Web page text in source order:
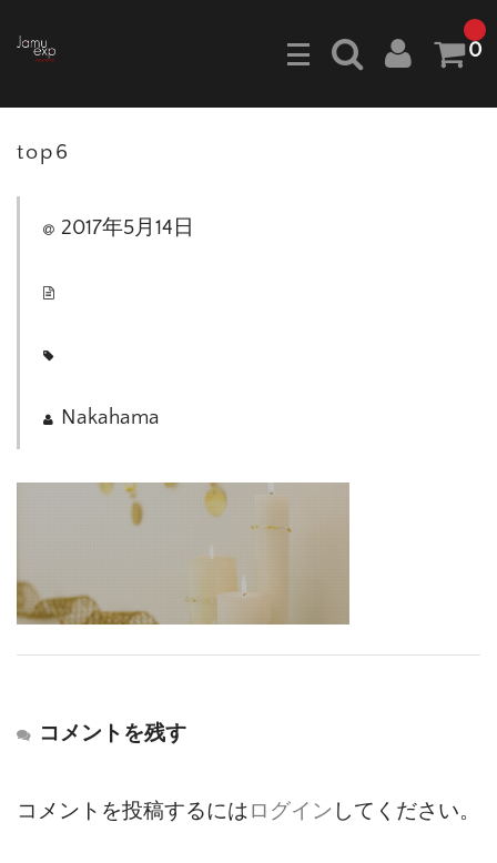
0
top6
2017年5月14日
Nakahama
コメントを残す
コメントを投稿するにはログイン してください。